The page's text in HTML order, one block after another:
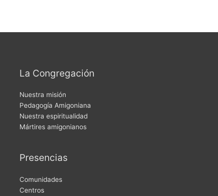
La Congregación
Nuestra misión
Pedagogía Amigoniana
Nuestra espiritualidad
Mártires amigonianos
Presencias
Comunidades
Centros